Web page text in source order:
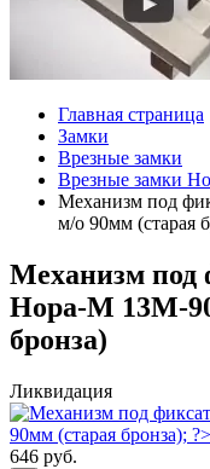
Главная страница
Замки
Врезные замки
Врезные замки
Механизм под
м/о 90мм (старая
Механизм под
Нора-М 13М-
бронза)
Ликвидация
646 руб.